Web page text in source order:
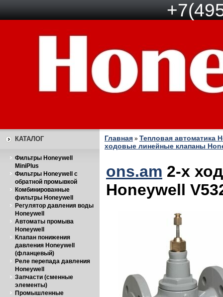
КАТАЛОГ
Фильтры Honeywell
MiniPlus
Фильтры Honeywell с
обратной промывкой
Комбинированные
фильтры Honeywell
Регулятор давления воды
Honeywell
Автоматы промыва
Honeywell
Клапан понижения
давления Honeywell
(фланцевый)
Реле перепада давления
Honeywell
Запчасти (сменные
элементы)
Промышленные
Главная » Тепловая автоматика
ходовые линейные клапаны
ons.am 2-х
Honeywell